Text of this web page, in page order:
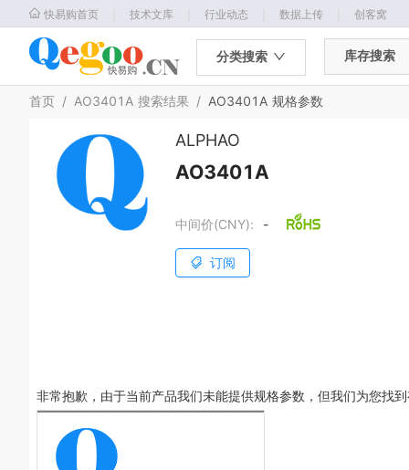
快易购首页 技术文库 行业动态 数据上传 创客窝
分类搜索 库存搜索
首页 / AO3401A 搜索结果 / AO3401A 规格参数
ALPHAO
AO3401A
中间价(CNY): -
订阅
非常抱歉，由于当前产品我们未能提供规格参数，但我们为您找